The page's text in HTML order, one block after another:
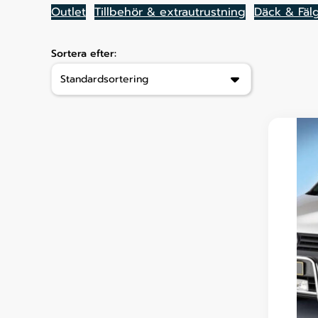
Outlet Tillbehör & extrautrustning Däck &
Sortera efter: